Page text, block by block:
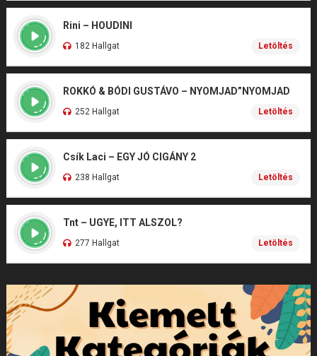
Rini – HOUDINI
182 Hallgat Letöltés
ROKKÓ & BÓDI GUSTÁVO – NYOMJAD”NYOMJAD
252 Hallgat Letöltés
Csík Laci – EGY JÓ CIGÁNY 2
238 Hallgat Letöltés
Tnt – UGYE, ITT ALSZOL?
277 Hallgat Letöltés